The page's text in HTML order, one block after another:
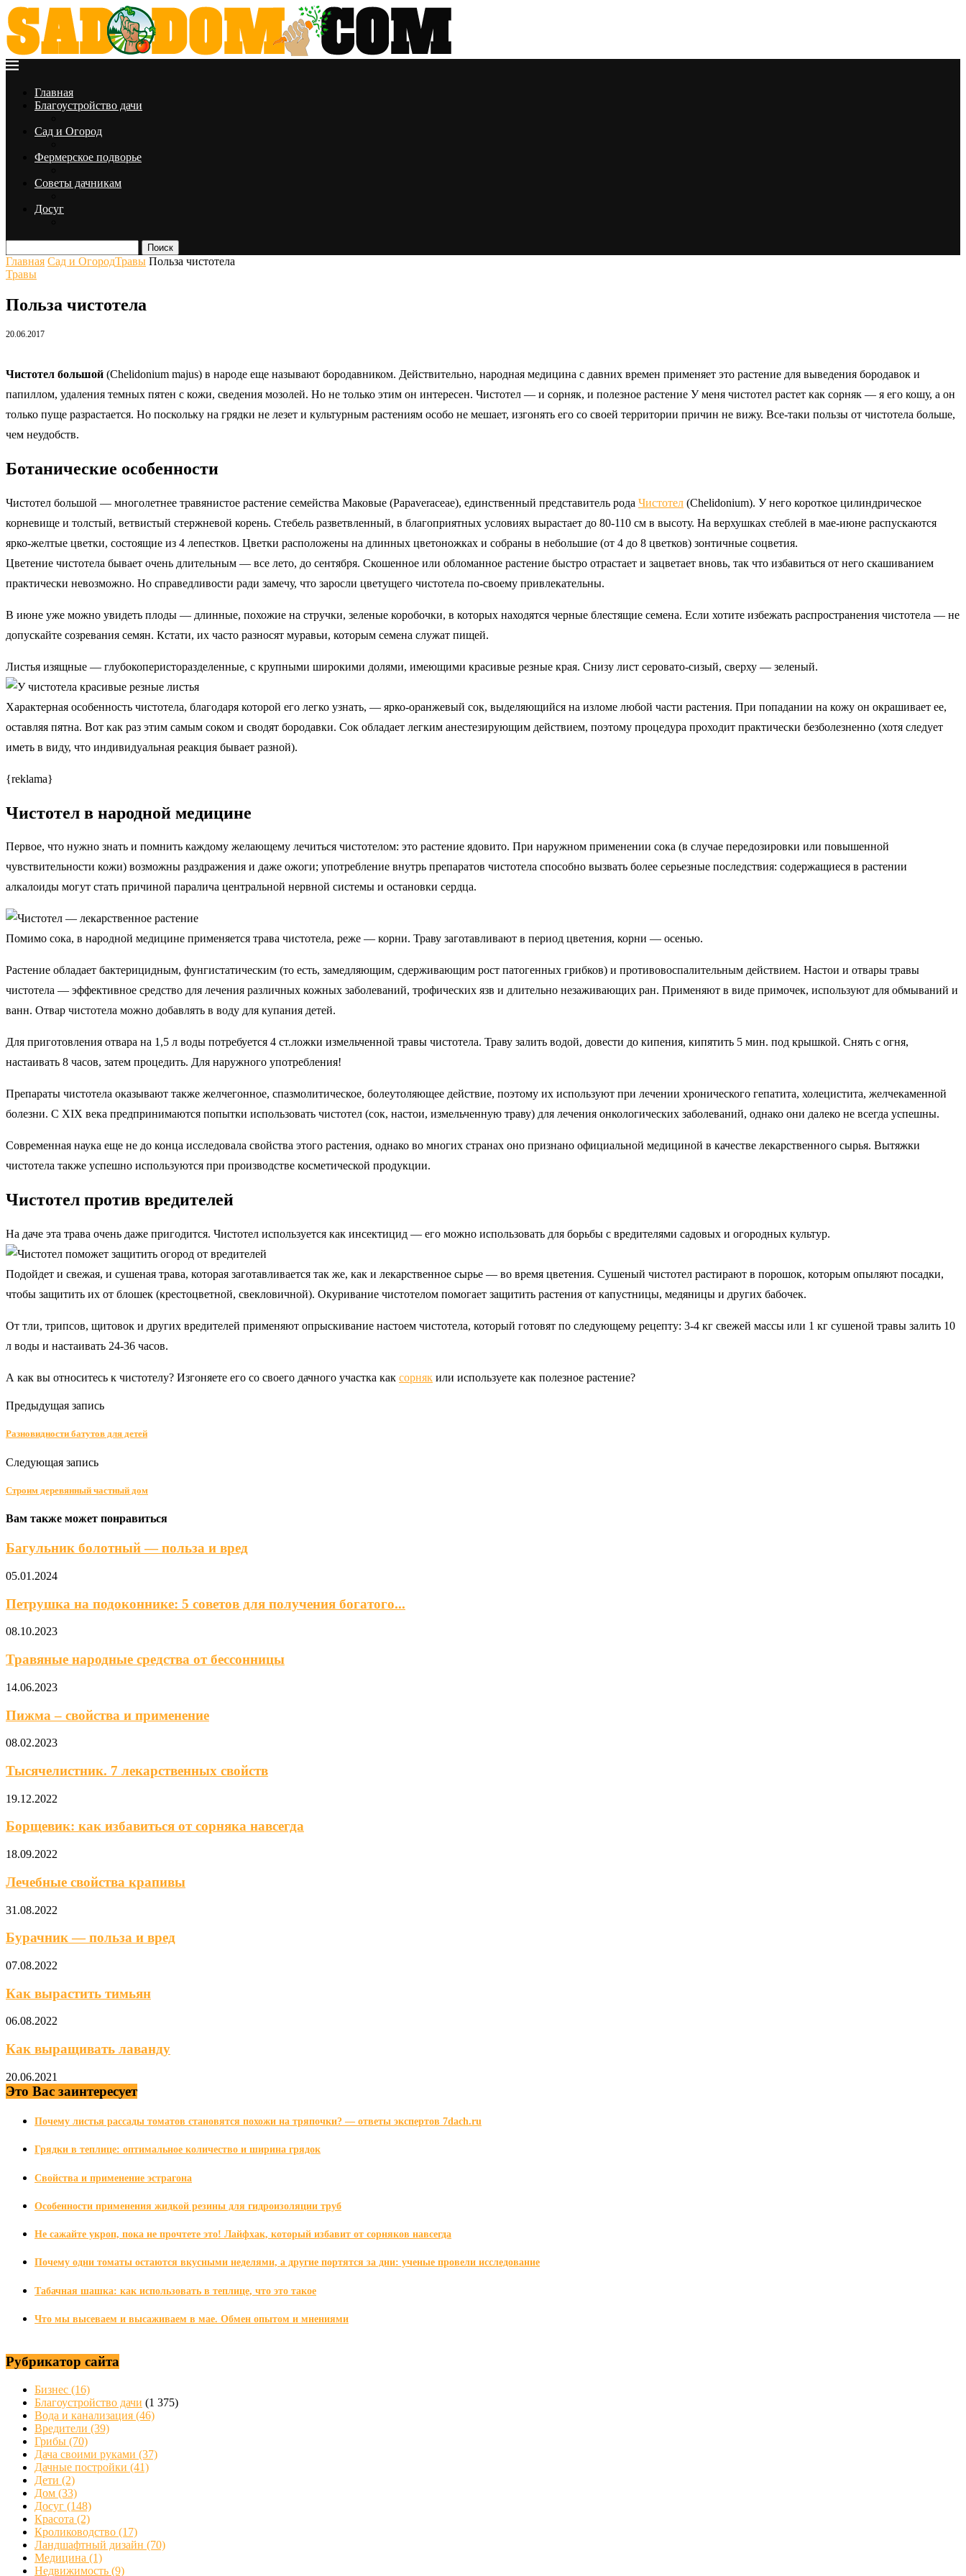
Главная
Благоустройство дачи
Сад и Огород
Фермерское подворье
Советы дачникам
Досуг
Поиск
Главная Сад и ОгородТравы Польза чистотела
Травы
Польза чистотела
20.06.2017
Чистотел большой (Chelidonium majus) в народе еще называют бородавником. Действительно, народная медицина с давних времен применяет это растение для выведения бородавок и
папиллом, удаления темных пятен с кожи, сведения мозолей. Но не только этим он интересен. Чистотел — и сорняк, и полезное растение У меня чистотел растет как сорняк — я его кошу, а он
только пуще разрастается. Но поскольку на грядки не лезет и культурным растениям особо не мешает, изгонять его со своей территории причин не вижу. Все-таки пользы от чистотела больше,
чем неудобств.
Ботанические особенности
Чистотел большой — многолетнее травянистое растение семейства Маковые (Papaveraceae), единственный представитель рода Чистотел (Chelidonium). У него короткое цилиндрическое
корневище и толстый, ветвистый стержневой корень. Стебель разветвленный, в благоприятных условиях вырастает до 80-110 см в высоту. На верхушках стеблей в мае-июне распускаются
ярко-желтые цветки, состоящие из 4 лепестков. Цветки расположены на длинных цветоножках и собраны в небольшие (от 4 до 8 цветков) зонтичные соцветия.
Цветение чистотела бывает очень длительным — все лето, до сентября. Скошенное или обломанное растение быстро отрастает и зацветает вновь, так что избавиться от него скашиванием
практически невозможно. Но справедливости ради замечу, что заросли цветущего чистотела по-своему привлекательны.
В июне уже можно увидеть плоды — длинные, похожие на стручки, зеленые коробочки, в которых находятся черные блестящие семена. Если хотите избежать распространения чистотела — не
допускайте созревания семян. Кстати, их часто разносят муравьи, которым семена служат пищей.
Листья изящные — глубокоперисторазделенные, с крупными широкими долями, имеющими красивые резные края. Снизу лист серовато-сизый, сверху — зеленый.
Характерная особенность чистотела, благодаря которой его легко узнать, — ярко-оранжевый сок, выделяющийся на изломе любой части растения. При попадании на кожу он окрашивает ее,
оставляя пятна. Вот как раз этим самым соком и сводят бородавки. Сок обладает легким анестезирующим действием, поэтому процедура проходит практически безболезненно (хотя следует
иметь в виду, что индивидуальная реакция бывает разной).
{reklama}
Чистотел в народной медицине
Первое, что нужно знать и помнить каждому желающему лечиться чистотелом: это растение ядовито. При наружном применении сока (в случае передозировки или повышенной
чувствительности кожи) возможны раздражения и даже ожоги; употребление внутрь препаратов чистотела способно вызвать более серьезные последствия: содержащиеся в растении
алкалоиды могут стать причиной паралича центральной нервной системы и остановки сердца.
Помимо сока, в народной медицине применяется трава чистотела, реже — корни. Траву заготавливают в период цветения, корни — осенью.
Растение обладает бактерицидным, фунгистатическим (то есть, замедляющим, сдерживающим рост патогенных грибков) и противовоспалительным действием. Настои и отвары травы
чистотела — эффективное средство для лечения различных кожных заболеваний, трофических язв и длительно незаживающих ран. Применяют в виде примочек, используют для обмываний и
ванн. Отвар чистотела можно добавлять в воду для купания детей.
Для приготовления отвара на 1,5 л воды потребуется 4 ст.ложки измельченной травы чистотела. Траву залить водой, довести до кипения, кипятить 5 мин. под крышкой. Снять с огня,
настаивать 8 часов, затем процедить. Для наружного употребления!
Препараты чистотела оказывают также желчегонное, спазмолитическое, болеутоляющее действие, поэтому их используют при лечении хронического гепатита, холецистита, желчекаменной
болезни. С XIX века предпринимаются попытки использовать чистотел (сок, настои, измельченную траву) для лечения онкологических заболеваний, однако они далеко не всегда успешны.
Современная наука еще не до конца исследовала свойства этого растения, однако во многих странах оно признано официальной медициной в качестве лекарственного сырья. Вытяжки
чистотела также успешно используются при производстве косметической продукции.
Чистотел против вредителей
На даче эта трава очень даже пригодится. Чистотел используется как инсектицид — его можно использовать для борьбы с вредителями садовых и огородных культур.
Подойдет и свежая, и сушеная трава, которая заготавливается так же, как и лекарственное сырье — во время цветения. Сушеный чистотел растирают в порошок, которым опыляют посадки,
чтобы защитить их от блошек (крестоцветной, свекловичной). Окуривание чистотелом помогает защитить растения от капустницы, медяницы и других бабочек.
От тли, трипсов, щитовок и других вредителей применяют опрыскивание настоем чистотела, который готовят по следующему рецепту: 3-4 кг свежей массы или 1 кг сушеной травы залить 10
л воды и настаивать 24-36 часов.
А как вы относитесь к чистотелу? Изгоняете его со своего дачного участка как сорняк или используете как полезное растение?
Предыдущая запись
Разновидности батутов для детей
Следующая запись
Строим деревянный частный дом
Вам также может понравиться
Багульник болотный — польза и вред
05.01.2024
Петрушка на подоконнике: 5 советов для получения богатого...
08.10.2023
Травяные народные средства от бессонницы
14.06.2023
Пижма – свойства и применение
08.02.2023
Тысячелистник. 7 лекарственных свойств
19.12.2022
Борщевик: как избавиться от сорняка навсегда
18.09.2022
Лечебные свойства крапивы
31.08.2022
Бурачник — польза и вред
07.08.2022
Как вырастить тимьян
06.08.2022
Как выращивать лаванду
20.06.2021
Это Вас заинтересует
Почему листья рассады томатов становятся похожи на тряпочки? — ответы экспертов 7dach.ru
Грядки в теплице: оптимальное количество и ширина грядок
Свойства и применение эстрагона
Особенности применения жидкой резины для гидроизоляции труб
Не сажайте укроп, пока не прочтете это! Лайфхак, который избавит от сорняков навсегда
Почему одни томаты остаются вкусными неделями, а другие портятся за дни: ученые провели исследование
Табачная шашка: как использовать в теплице, что это такое
Что мы высеваем и высаживаем в мае. Обмен опытом и мнениями
Рубрикатор сайта
Бизнес (16)
Благоустройство дачи (1 375)
Вода и канализация (46)
Вредители (39)
Грибы (70)
Дача своими руками (37)
Дачные постройки (41)
Дети (2)
Дом (33)
Досуг (148)
Красота (2)
Кролиководство (17)
Ландшафтный дизайн (70)
Медицина (1)
Недвижимость (9)